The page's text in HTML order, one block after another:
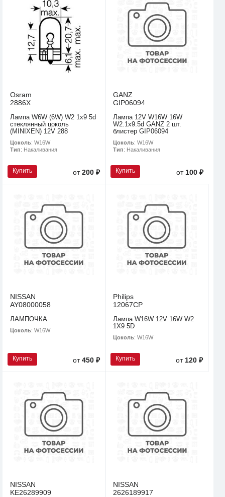
Osram
2886X
Лампа W6W (6W) W2 1x9 5d
стеклянный цоколь
(MINIXEN) 12V 288
Цоколь: W16W
Тип: Накаливания
Купить от200 ₽
GANZ
GIP06094
Лампа 12V W16W 16W
W2.1x9.5d GANZ 2 шт.
блистер GIP06094
Цоколь: W16W
Тип: Накаливания
Купить от 100 ₽
NISSAN
AY08000058
ЛАМПОЧКА
Цоколь: W16W
Купить от450 ₽
Philips
12067CP
Лампа W16W 12V 16W W2
1X9 5D
Цоколь: W16W
Купить от 120 ₽
NISSAN
KE26289909
NISSAN
2626189917